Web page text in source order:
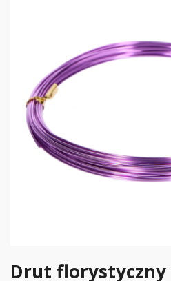
Drut florystyczny